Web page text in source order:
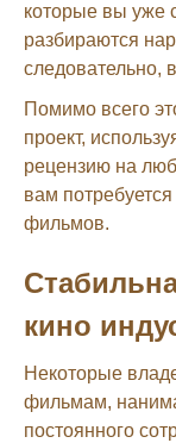
которые вы уже
разбираются
следовательно,
Помимо всего
проект,
рецензию на
вам
фильмов.
кино
Некоторые
фильмам,
постоянного